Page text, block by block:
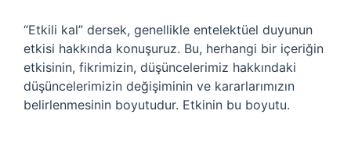
“Etkili kal” dersek, genellikle entelektüel duyunun
etkisi hakkında konuşuruz. Bu, herhangi bir içeriğin
etkisinin, fikrimizin, düşüncelerimiz hakkındaki
düşüncelerimizin değişiminin ve kararlarımızın
belirlenmesinin boyutudur. Etkinin bu boyutu.